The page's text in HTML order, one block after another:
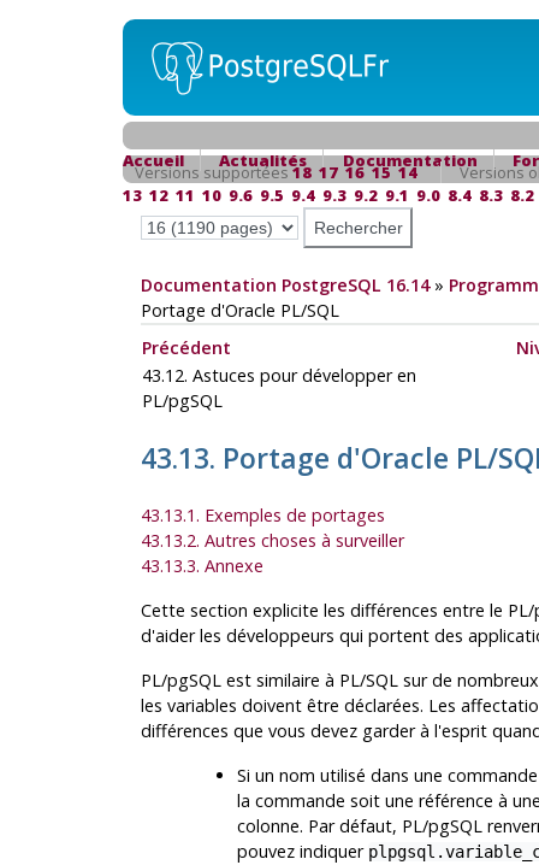
Accueil Actualités Documentation
Versions supportées18 17 16 15 14
Versions
13 12 11 10 9.6 9.5 9.4 9.3 9.2 9.1 9.0 8.4 8.3 8.2
Documentation PostgreSQL 16.14»
Portage d'Oracle PL/SQL
Précédent
43.12. Astuces pour développer en
PL/pgSQL
43.13. Portage d'Oracle PL/
43.13.1. Exemples de portages
43.13.2. Autres choses à surveiller
43.13.3. Annexe
Cette section explicite les différences entre le PL/
d'aider les développeurs qui portent des
PL/pgSQLest similaire à PL/SQL sur de
les variables doivent être déclarées. Les
différences que vous devez garder à l'esprit
Si un nom utilisé dans une
la commande soit une référence à
colonne. Par défaut, PL/pgSQL
pouvez indiquer